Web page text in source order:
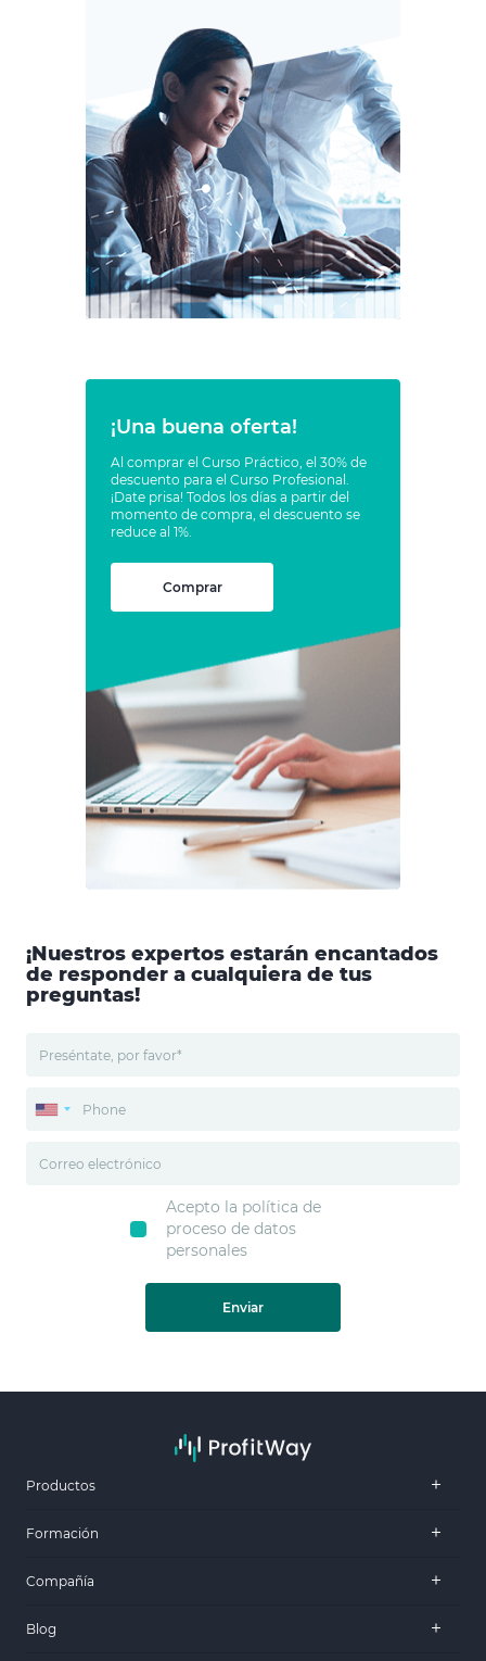
¡Una buena oferta!
Al comprar el Curso Práctico, el 30% de
descuento para el Curso Profesional.
¡Date prisa! Todos los días a partir del
momento de compra, el descuento se
reduce al 1%.
Comprar
¡Nuestros expertos estarán encantados
de responder a cualquiera de tus
preguntas!
Acepto la política de
proceso de datos
personales
Enviar
Productos
Formación
Compañía
Blog